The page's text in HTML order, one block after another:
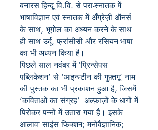
बनारस हिन्दू वि.वि. से परा-स्नातक में
भाषाविज्ञान एवं स्नातक में अँग्रेज़ी ऑनर्स
के साथ, भूगोल का अध्यन करने के साथ
ही साथ उर्दू, फ्रांसीसी और रसियन भाषा
का भी अध्यन किया है।
पिछले साल नवंबर में ‘प्रिन्सेपस
पब्लिकेशन’ से ‘आइन्स्टीन की गुफ़्तगू’ नाम
की पुस्तक का भी प्रकाशन हुआ है, जिसमें
‘कविताओं का संग्रह’ अल्फ़ाज़ों के धागों में
पिरोकर पन्नों में उतारा गया है। इसके
आलावा साइंस फिक्शन; मनोवैज्ञानिक;